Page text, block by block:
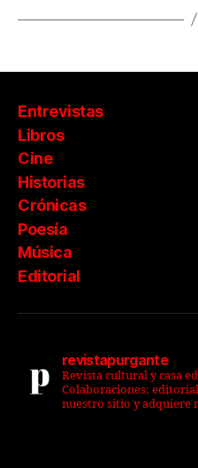
Entrevistas
Libros
Cine
Historias
Crónicas
Poesía
Música
Editorial
revistapurgante
Revista cultural y casa
Colaboraciones:
nuestro sitio y adquiere